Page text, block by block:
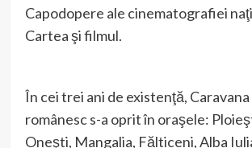
Capodopere ale cinematografiei
Cartea şi filmul.
În cei trei ani de existenţă,
românesc s-a oprit în oraşele:
Oneşti, Mangalia, Fălticeni, Alba